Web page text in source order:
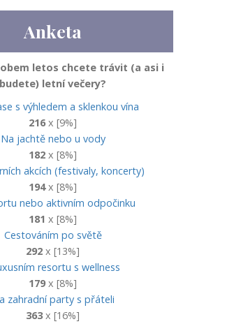
Anketa
letos chcete trávit (a asi i
budete) letní večery?
s výhledem a sklenkou vína
216 x [9%]
Na jachtě nebo u vody
182 x [8%]
akcích (festivaly, koncerty)
194x [8%]
nebo aktivním odpočinku
181 x [8%]
Cestováním po světě
292 x [13%]
resortu s wellness
179 x [8%]
zahradní party s přáteli
363 x [16%]